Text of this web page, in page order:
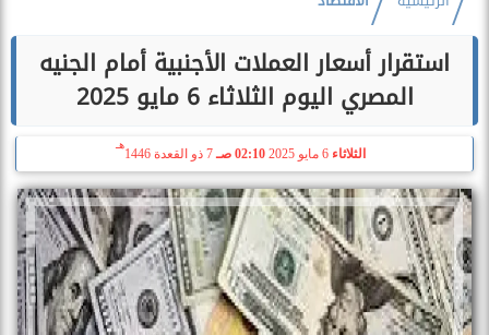
استقرار أسعار العملات الأجنبية أمام الجنيه
المصري اليوم الثلاثاء 6 مايو 2025
الثلاثاء 6 مايو 2025 02:10 صـ 7 ذو القعدة 1446
هـ